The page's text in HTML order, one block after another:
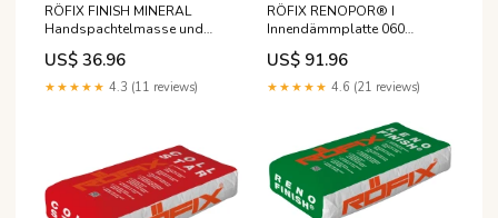
RÖFIX FINISH MINERAL
Handspachtelmasse und
Spritzspachtel
US$ 36.96
★★★★★ 4.3 (11 reviews)
RÖFIX RENOPOR® I
Innendämmplatte 060
Größe:1.000x500x25 mm /m2
US$ 91.96
★★★★★ 4.6 (21 reviews)